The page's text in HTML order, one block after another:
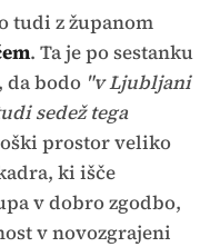
tudi z županom
. Ta je po sestanku
bodo "v Ljubljani
sedež tega
prostor veliko
ki išče
v dobro zgodbo,
v novozgrajeni